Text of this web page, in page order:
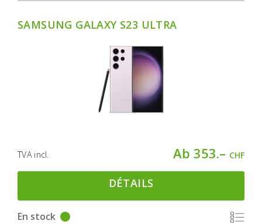
SAMSUNG GALAXY S23 ULTRA
TVA incl. Ab 353.– CHF
DÉTAILS
En stock